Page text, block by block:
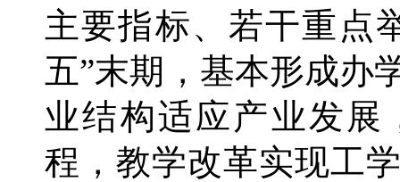
主要指标、若干重点
五”末期，基本形成办
业结构适应产业发展
程，教学改革实现工